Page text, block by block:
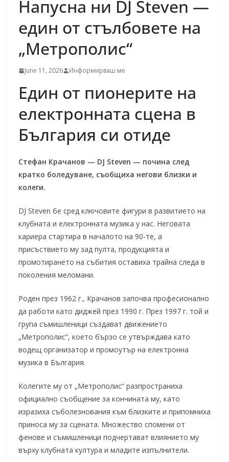
Напусна ни DJ Steven —
един от стълбовете на
„Метрополис“
June 11, 2026 Информирваш ме
Един от пионерите на
електронната сцена в
България си отиде
Стефан Крачанов — DJ Steven — почина след
кратко боледуване, съобщиха негови близки и
колеги.
DJ Steven бе сред ключовите фигури в развитието на
клубната и електронната музика у нас. Неговата
кариера стартира в началото на 90-те, а
присъствието му зад пулта, продукцията и
промотирането на събития оставиха трайна следа в
поколения меломани.
Роден през 1962 г., Крачанов започва професионално
да работи като диджей през 1990 г. През 1997 г. той и
група съмишленици създават движението
„Метрополис“, което бързо се утвърждава като
водещ организатор и промоутър на електронна
музика в България.
Колегите му от „Метрополис“ разпространиха
официално съобщение за кончината му, като
изразиха съболезнования към близките и припомниха
приноса му за сцената. Множество спомени от
фенове и съмишленици подчертават влиянието му
върху клубната култура и младите изпълнители.